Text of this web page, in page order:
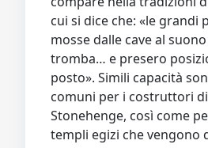
cui si dice che: «le grandi
mosse dalle cave al
tromba… e presero
posto». Simili capacità
comuni per i costruttori
Stonehenge, così come
templi egizi che vengono